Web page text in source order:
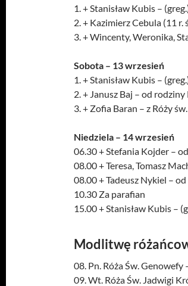
1. + Stanisław Kubis –
2. + Kazimierz Cebula (11
3. + Wincenty, Weronika,
Sobota – 13wrzesień
1. + Stanisław Kubis –
2. + Janusz Baj – od
3. + Zofia Baran – z Róży
Niedziela – 14wrzesień
06.30 + Stefania Kojder –
08.00 + Teresa, Tomasz
08.00 + Tadeusz Nykiel –
10.30 Za parafian
15.00 + Stanisław Kubis –
Modlitwę
08. Pn. Róża Św.
09. Wt. Róża Św. Jadwigi